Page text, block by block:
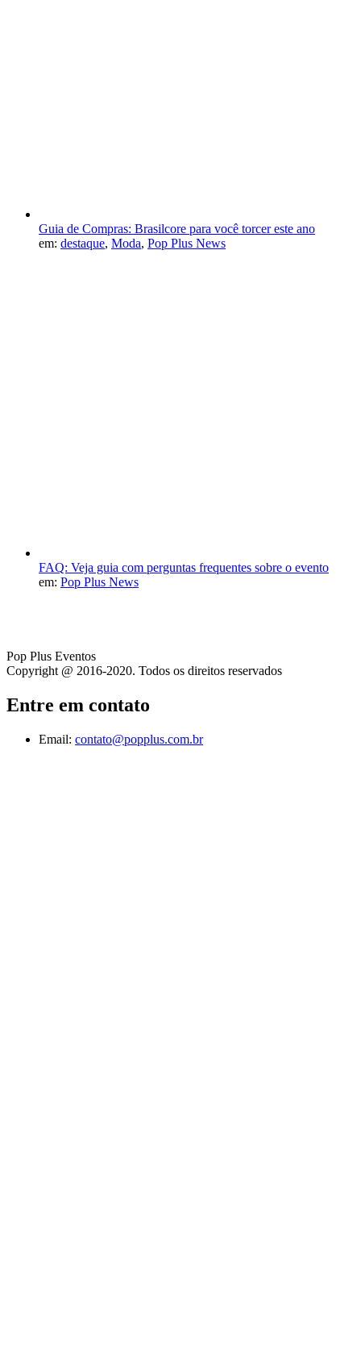
Guia de Compras: Brasilcore para você torcer este ano
em: destaque, Moda, Pop Plus News
FAQ: Veja guia com perguntas frequentes sobre o evento
em: Pop Plus News
Pop Plus Eventos
Copyright @ 2016-2020. Todos os direitos reservados
Entre em contato
Email: contato@popplus.com.br